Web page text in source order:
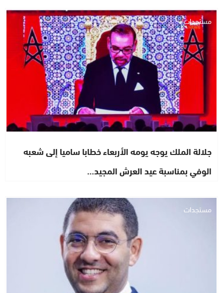
مستجدات
جلالة الملك يوجه يومه الأربعاء خطابا ساميا إلى شعبه
الوفي بمناسبة عيد العرش المجيد…
مستجدات